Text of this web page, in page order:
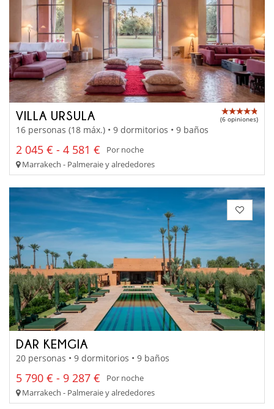
VILLA URSULA (6 opiniones)
16 personas (18 máx.) • 9 dormitorios • 9 baños
2 045 € - 4 581 €
Por noche
Marrakech - Palmeraie y alrededores
DAR KEMGIA
20 personas • 9 dormitorios • 9 baños
5 790 € - 9 287 €
Por noche
Marrakech - Palmeraie y alrededores